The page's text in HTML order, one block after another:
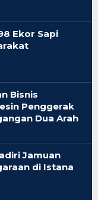
Ekor Sapi
Bisnis
Penggerak
Dua Arah
Jamuan
di Istana